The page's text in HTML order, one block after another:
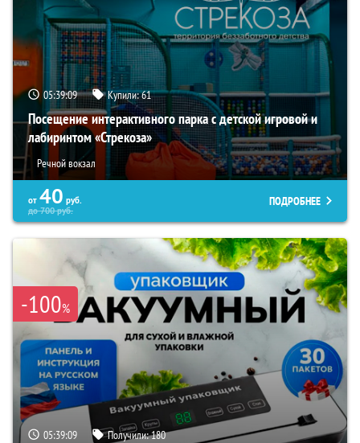
05:39:08 Купили:61
Посещение интерактивного парка с детской игровой и
лабиринтом «Стрекоза»
Речной вокзал
от 40 руб.
до700руб.
ПОДРОБНЕЕ
-100%
05:39:08 Получили:180